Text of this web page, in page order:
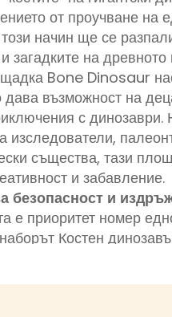
от проучване на
този начин ще се
загадките на
Bone Dinosaur
дава възможност на
с
изследователи,
същества, тази
и забавление.
безопасност и
е приоритет номер
Костен